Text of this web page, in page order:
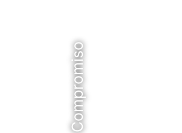
Compromiso